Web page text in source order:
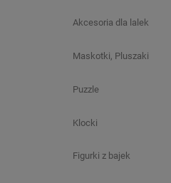
Akcesoria dla lalek
Maskotki, Pluszaki
Puzzle
Klocki
Figurki z bajek